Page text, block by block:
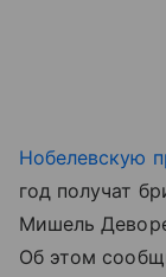
Нобелевскую
год получат
Мишель
Об этом